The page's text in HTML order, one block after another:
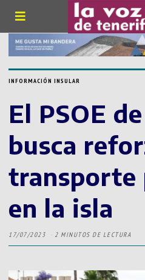
INFORMACIÓN INSULAR
El PSOE
busca
transporte
en la isla
17/07/2023 2 MINUTOS DE LECTURA